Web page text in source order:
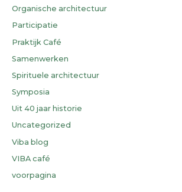
Organische architectuur
Participatie
Praktijk Café
Samenwerken
Spirituele architectuur
Symposia
Uit 40 jaar historie
Uncategorized
Viba blog
VIBA café
voorpagina